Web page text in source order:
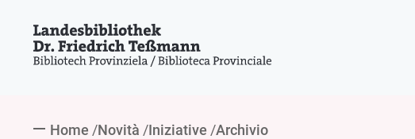
Home Novità Iniziative Archivio